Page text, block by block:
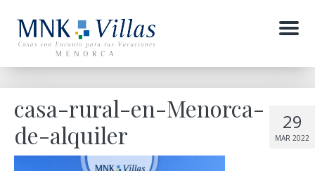
Menu
29
MAR 2022
casa-rural-en-Menorca-
de-alquiler